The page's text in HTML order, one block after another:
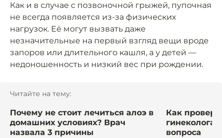
Как и в случае с позвоночной грыжей, пупочная
не всегда появляется из-за физических
нагрузок. Её могут вызвать даже
незначительные на первый взгляд вещи вроде
запоров или длительного кашля, а у детей —
недоношенность и низкий вес при рождении.
Читайте на тему:
Почему не стоит лечиться алоэ в
домашних условиях? Врач
назвала 3 причины
Как
вопроса